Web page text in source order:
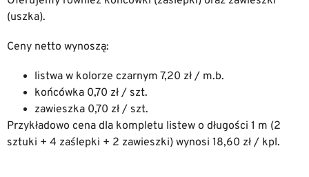
(uszka).
Ceny netto wynoszą:
listwa w kolorze czarnym 7,20 zł / m.b.
końcówka 0,70 zł / szt.
zawieszka 0,70 zł / szt.
Przykładowo cena dla kompletu listew o długości 1 m (2
sztuki + 4 zaślepki + 2 zawieszki) wynosi 18,60 zł / kpl.